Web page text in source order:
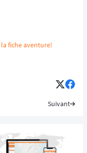
la fiche aventure!
Suivant